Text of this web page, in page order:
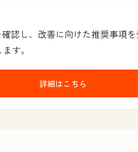
認し、改善に向けた推奨事項
す。
詳細はこちら